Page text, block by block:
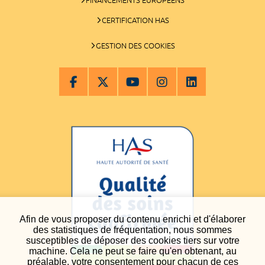
Afin de vous proposer du contenu enrichi et d'élaborer
des statistiques de fréquentation, nous sommes
susceptibles de déposer des cookies tiers sur votre
machine. Cela ne peut se faire qu'en obtenant, au
préalable, votre consentement pour chacun de ces
CERTIFICATION HAS
GESTION DES COOKIES